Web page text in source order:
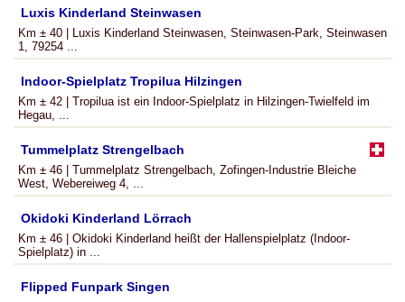
Luxis Kinderland Steinwasen
Km ± 40 | Luxis Kinderland Steinwasen, Steinwasen-Park, Steinwasen
1, 79254 ...
Indoor-Spielplatz Tropilua Hilzingen
Km ± 42 | Tropilua ist ein Indoor-Spielplatz in Hilzingen-Twielfeld im
Hegau, ...
Tummelplatz Strengelbach
Km ± 46 | Tummelplatz Strengelbach, Zofingen-Industrie Bleiche
West, Webereiweg 4, ...
Okidoki Kinderland Lörrach
Km ± 46 | Okidoki Kinderland heißt der Hallenspielplatz (Indoor-
Spielplatz) in ...
Flipped Funpark Singen